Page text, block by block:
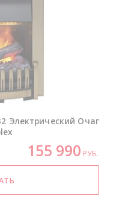
Электрический Очаг
155 990 РУБ.